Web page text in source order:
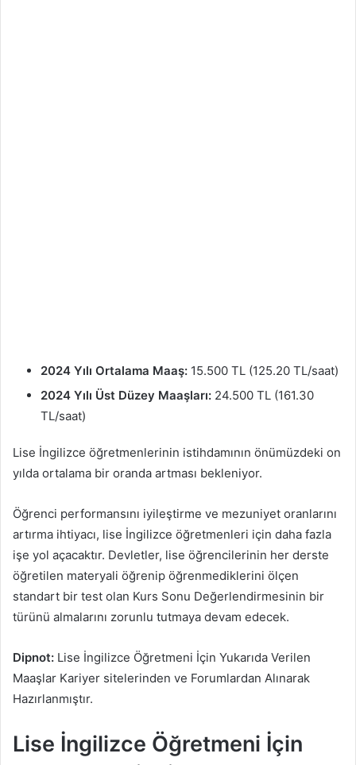
2024 Yılı Ortalama Maaş: 15.500 TL (125.20 TL/saat)
2024 Yılı Üst Düzey Maaşları: 24.500 TL (161.30
TL/saat)
Lise İngilizce öğretmenlerinin istihdamının önümüzdeki on
yılda ortalama bir oranda artması bekleniyor.
Öğrenci performansını iyileştirme ve mezuniyet oranlarını
artırma ihtiyacı, lise İngilizce öğretmenleri için daha fazla
işe yol açacaktır. Devletler, lise öğrencilerinin her derste
öğretilen materyali öğrenip öğrenmediklerini ölçen
standart bir test olan Kurs Sonu Değerlendirmesinin bir
türünü almalarını zorunlu tutmaya devam edecek.
Dipnot: Lise İngilizce Öğretmeni İçin Yukarıda Verilen
Maaşlar Kariyer sitelerinden ve Forumlardan Alınarak
Hazırlanmıştır.
Lise İngilizce Öğretmeni İçin